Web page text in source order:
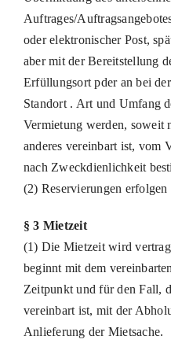
Auftrages/
oder elektronischer Post,
aber mit der Bereitstellung
Erfüllungsort pder an bei
Standort . Art und Umfang
Vermietung werden, soweit
anderes vereinbart ist, vom
nach Zweckdienlichkeit
(2) Reservierungen
§ 3 Mietzeit
(1) Die Mietzeit wird
beginnt mit dem
Zeitpunkt und für den Fall,
vereinbart ist, mit der
Anlieferung der Mietsache.